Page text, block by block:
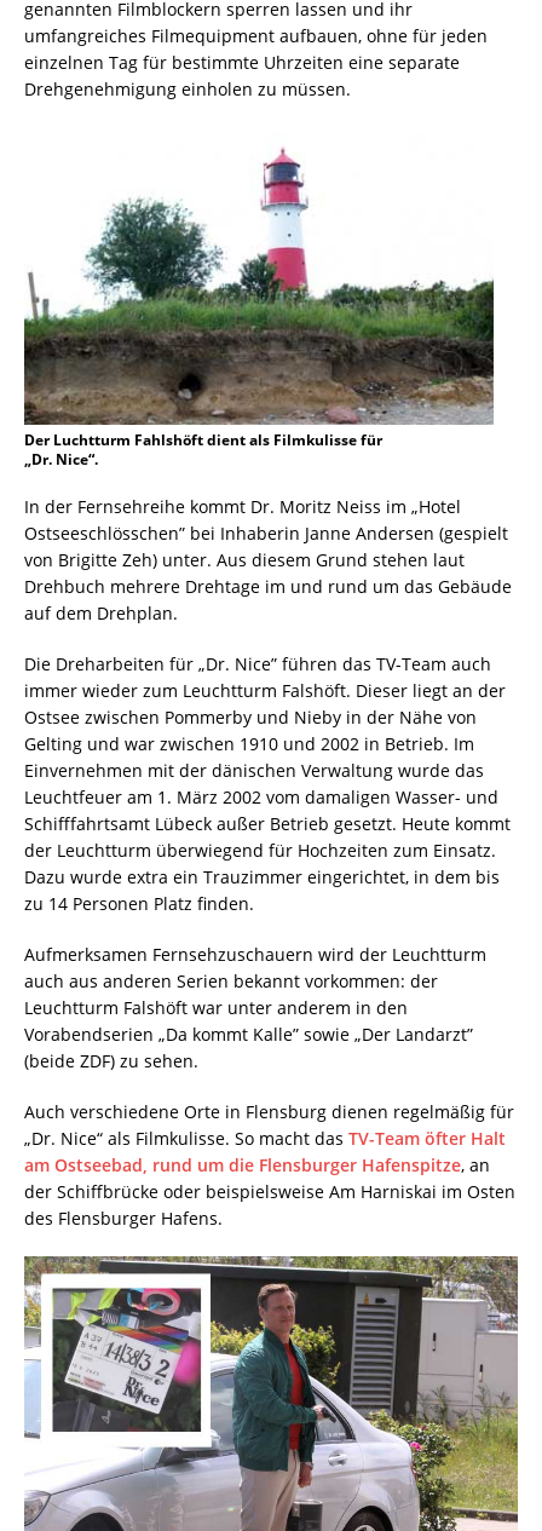
genannten Filmblockern sperren lassen und ihr
umfangreiches Filmequipment aufbauen, ohne für jeden
einzelnen Tag für bestimmte Uhrzeiten eine separate
Drehgenehmigung einholen zu müssen.
Der Luchtturm Fahlshöft dient als Filmkulisse für
„Dr. Nice“.
In der Fernsehreihe kommt Dr. Moritz Neiss im „Hotel
Ostseeschlösschen” bei Inhaberin Janne Andersen (gespielt
von Brigitte Zeh) unter. Aus diesem Grund stehen laut
Drehbuch mehrere Drehtage im und rund um das Gebäude
auf dem Drehplan.
Die Dreharbeiten für „Dr. Nice” führen das TV-Team auch
immer wieder zum Leuchtturm Falshöft. Dieser liegt an der
Ostsee zwischen Pommerby und Nieby in der Nähe von
Gelting und war zwischen 1910 und 2002 in Betrieb. Im
Einvernehmen mit der dänischen Verwaltung wurde das
Leuchtfeuer am 1. März 2002 vom damaligen Wasser- und
Schifffahrtsamt Lübeck außer Betrieb gesetzt. Heute kommt
der Leuchtturm überwiegend für Hochzeiten zum Einsatz.
Dazu wurde extra ein Trauzimmer eingerichtet, in dem bis
zu 14 Personen Platz finden.
Aufmerksamen Fernsehzuschauern wird der Leuchtturm
auch aus anderen Serien bekannt vorkommen: der
Leuchtturm Falshöft war unter anderem in den
Vorabendserien „Da kommt Kalle” sowie „Der Landarzt”
(beide ZDF) zu sehen.
Auch verschiedene Orte in Flensburg dienen regelmäßig für
„Dr. Nice“ als Filmkulisse. So macht das TV-Team öfter Halt
am Ostseebad, rund um die Flensburger Hafenspitze, an
der Schiffbrücke oder beispielsweise Am Harniskai im Osten
des Flensburger Hafens.